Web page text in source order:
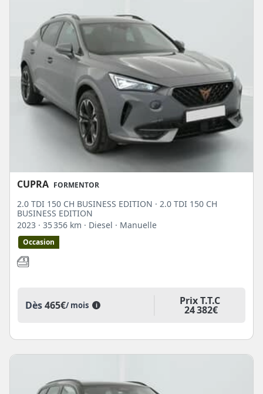
CUPRA FORMENTOR
2.0 TDI 150 CH BUSINESS EDITION · 2.0 TDI 150 CH
BUSINESS EDITION
2023 · 35 356 km · Diesel · Manuelle
Occasion
Dès465€/ mois i Prix T.T.C
24 382€